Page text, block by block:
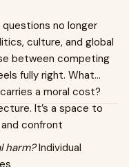
no longer
culture, and global
between competing
fully right. What
a moral cost?
It’s a space to
confront
harm?Individual